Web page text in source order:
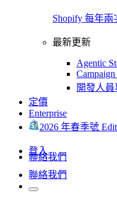
Shopify 每年兩
最新更新
Agentic
開發人員
定價
Enterprise
2026 年春季號
登入
聯絡我們
聯絡我們